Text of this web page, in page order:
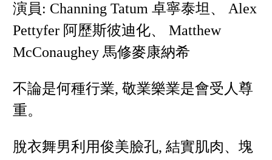
演員: Channing Tatum 卓寧泰坦、 Alex
Pettyfer 阿歷斯彼迪化、 Matthew
McConaughey 馬修麥康納希
不論是何種行業, 敬業樂業是會受人尊
重。
脫衣舞男利用俊美臉孔, 結實肌肉、塊